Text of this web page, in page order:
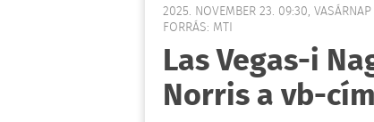
2025. NOVEMBER 23. 09:30,
FORRÁS: MTI
Las Vegas-i
Norris a vb-